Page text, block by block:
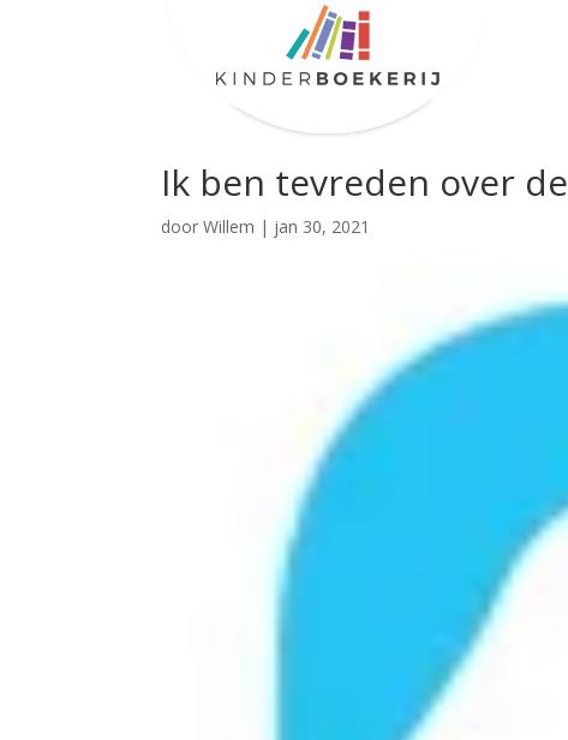
Ik ben tevreden over de
doorWillem | jan 30, 2021